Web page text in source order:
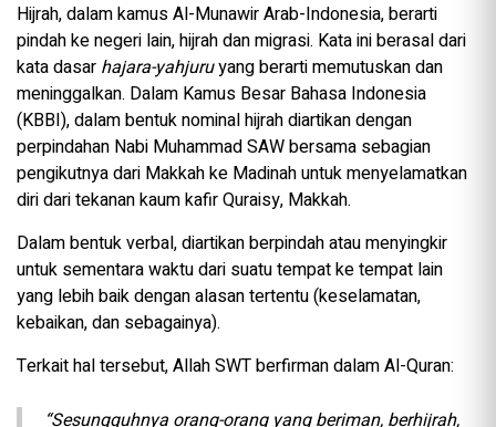
Hijrah, dalam kamus Al-Munawir Arab-Indonesia, berarti
pindah ke negeri lain, hijrah dan migrasi. Kata ini berasal dari
kata dasar hajara-yahjuruyang berarti memutuskan dan
meninggalkan. Dalam Kamus Besar Bahasa Indonesia
(KBBI), dalam bentuk nominal hijrah diartikan dengan
perpindahan Nabi Muhammad SAW bersama sebagian
pengikutnya dari Makkah ke Madinah untuk menyelamatkan
diri dari tekanan kaum kafir Quraisy, Makkah.
Dalam bentuk verbal, diartikan berpindah atau menyingkir
untuk sementara waktu dari suatu tempat ke tempat lain
yang lebih baik dengan alasan tertentu (keselamatan,
kebaikan, dan sebagainya).
Terkait hal tersebut, Allah SWT berfirman dalam Al-Quran:
“Sesungguhnya orang-orang yang beriman, berhijrah,